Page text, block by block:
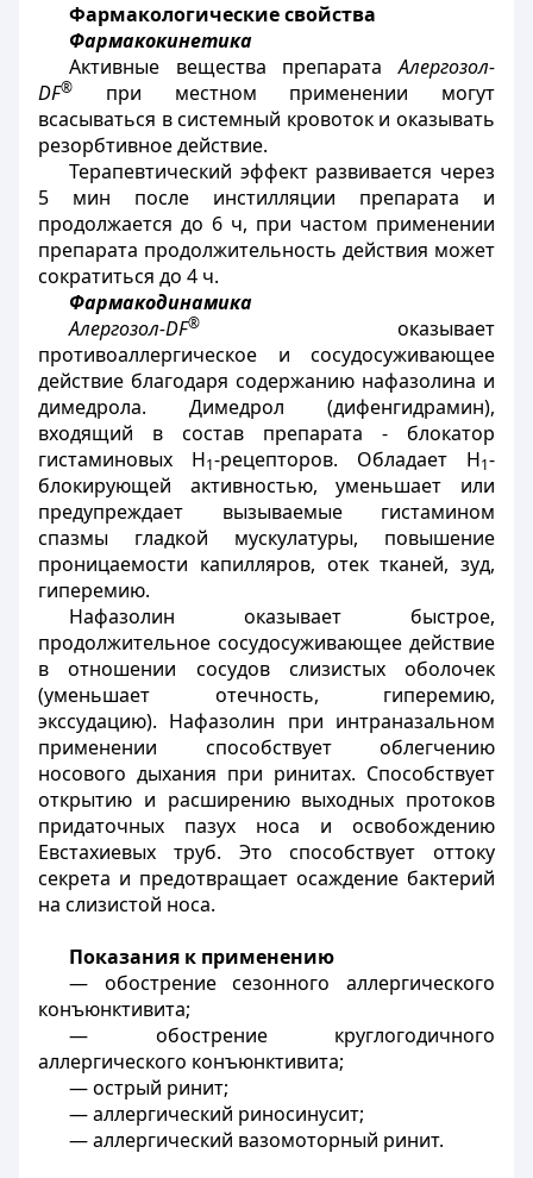
Фармакологические свойства
Фармакокинетика
Активные вещества препаратаАлергозол-
DF®
при местном применении могут
всасываться в системный кровоток и оказывать
резорбтивное действие.
Терапевтический эффект развивается через
5 мин после инстилляции препарата и
продолжается до 6 ч, при частом применении
препарата продолжительность действия может
сократиться до 4 ч.
Фармакодинамика
Алергозол-DF®
оказывает
противоаллергическое и сосудосуживающее
действие благодаря содержанию нафазолина и
димедрола. Димедрол (дифенгидрамин),
входящий в состав препарата - блокатор
гистаминовых H1-рецепторов. Обладает Н1-
блокирующей активностью, уменьшает или
предупреждает вызываемые гистамином
спазмы гладкой мускулатуры, повышение
проницаемости капилляров, отек тканей, зуд,
гиперемию.
Нафазолин оказывает быстрое,
продолжительное сосудосуживающее действие
в отношении сосудов слизистых оболочек
(уменьшает отечность, гиперемию,
экссудацию). Нафазолин при интраназальном
применении способствует облегчению
носового дыхания при ринитах. Способствует
открытию и расширению выходных протоков
придаточных пазух носа и освобождению
Евстахиевых труб. Это способствует оттоку
секрета и предотвращает осаждение бактерий
на слизистой носа.
Показания к применению
— обострение сезонного аллергического
конъюнктивита;
— обострение круглогодичного
аллергического конъюнктивита;
— острый ринит;
— аллергический риносинусит;
— аллергический вазомоторный ринит.